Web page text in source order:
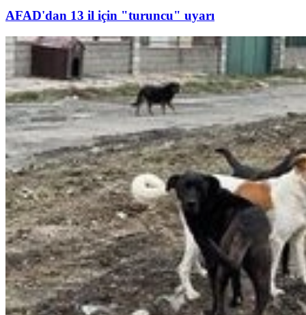
AFAD'dan 13 il için "turuncu" uyarı